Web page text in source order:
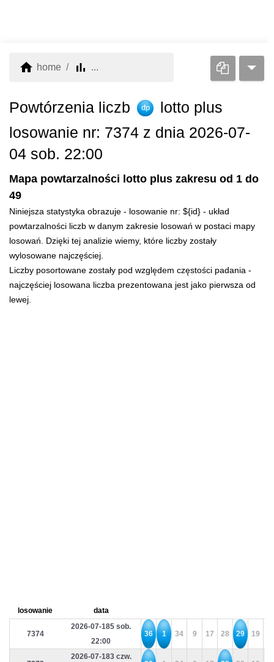
home home bar_chart ...
Powtórzenia liczb dp
lotto plus
losowanie nr: 7374 z dnia 2026-07-
04 sob. 22:00
Mapa powtarzalności lotto plus zakresu od 1 do
49
Niniejsza statystyka obrazuje - losowanie nr: ${id} - układ
powtarzalności liczb w danym zakresie losowań w postaci mapy
losowań. Dzięki tej analizie wiemy, które liczby zostały
wylosowane najczęściej.
Liczby posortowane zostały pod względem częstości padania -
najczęściej losowana liczba prezentowana jest jako pierwsza od
lewej.
losowanie data
7374
2026-07-185 sob.
22:00
36 1 34 9 17 28 29 19
2026-07-183 czw.